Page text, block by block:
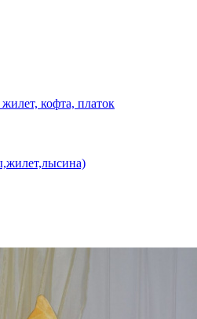
кофта, платок